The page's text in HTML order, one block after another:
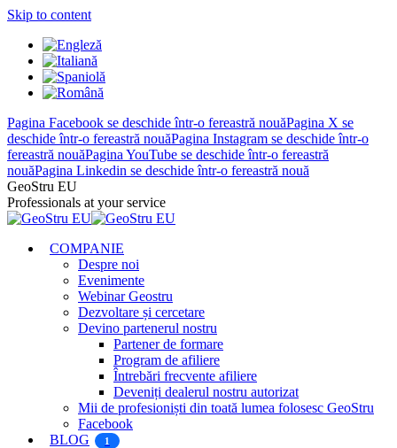
Skip to content
Pagina Facebook se deschide într-o fereastră nouăPagina X se
deschide într-o fereastră nouăPagina Instagram se deschide într-o
fereastră nouăPagina YouTube se deschide într-o fereastră
nouăPagina Linkedin se deschide într-o fereastră nouă
GeoStru EU
Professionals at your service
COMPANIE
Despre noi
Evenimente
Webinar Geostru
Dezvoltare și cercetare
Devino partenerul nostru
Partener de formare
Program de afiliere
Întrebări frecvente afiliere
Deveniți dealerul nostru autorizat
Mii de profesioniști din toată lumea folosesc GeoStru
Facebook
BLOG
1